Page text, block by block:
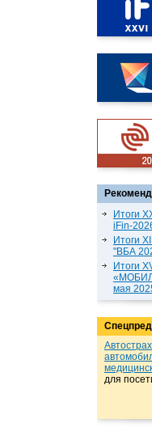
Итоги
iFin-
Итоги
"ВБА
Итоги
мая
для